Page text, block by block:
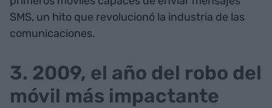
SMS, un hito que revolucionó la industria de las
comunicaciones.
3. 2009, el año del robo del
móvil más impactante